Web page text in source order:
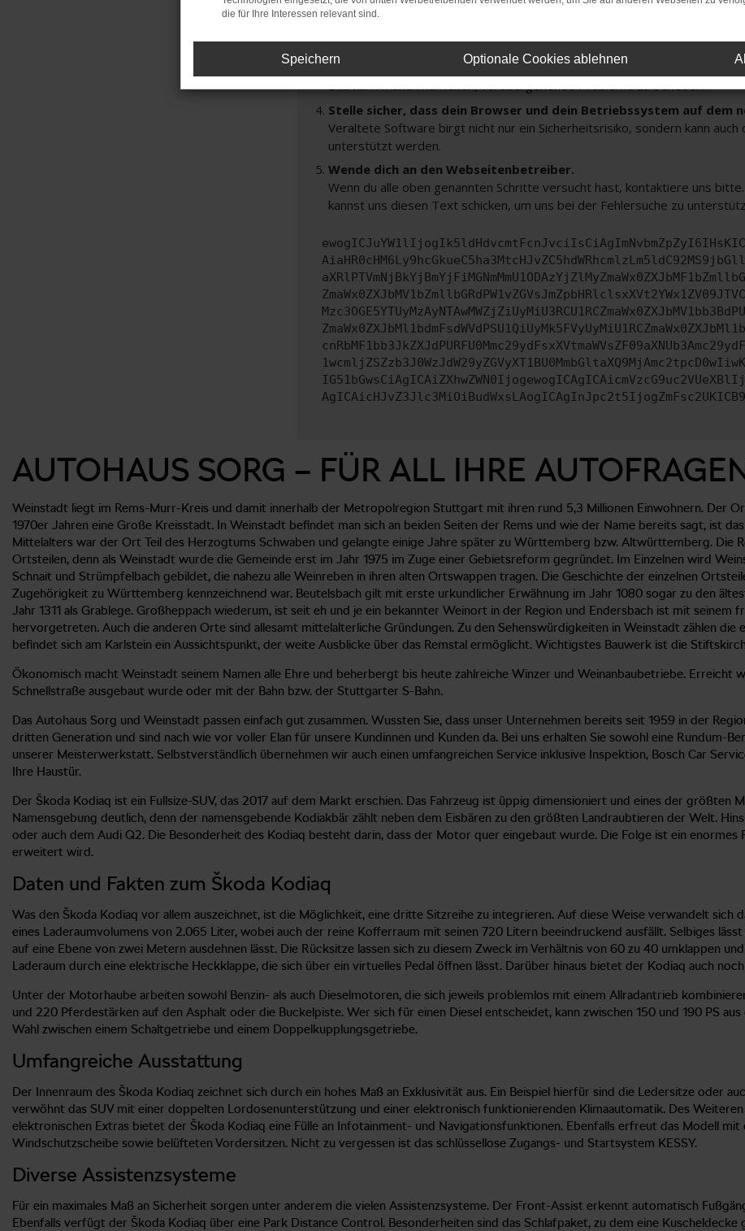
Prüfe deine Browsererweiterungen.
Manche Erweiterungen, wie Werbeblocker, können das Laden
anderen Browser oder in einem privaten Fenster?
Starte dein Gerät neu.
Das kann manchmal helfen, vorübergehende Probleme zu beheben.
Stelle sicher, dass dein Browser und dein Betriebssystem auf dem
Veraltete Software birgt nicht nur ein Sicherheitsrisiko, sondern kann
unterstützt werden.
Wende dich an den Webseitenbetreiber.
Wenn du alle oben genannten Schritte versucht hast, kontaktiere uns
kannst uns diesen Text schicken, um uns bei der Fehlersuche zu
AUTOHAUS SORG – FÜR ALL IHRE
Weinstadt liegt im Rems-Murr-Kreis und damit innerhalb der Metropolregion Stuttgart mit ihren rund 5,3 Millionen Einwohnern. Der
1970er Jahren eine Große Kreisstadt. In Weinstadt befindet man sich an beiden Seiten der Rems und wie der Name bereits sagt, ist
Mittelalters war der Ort Teil des Herzogtums Schwaben und gelangte einige Jahre später zu Württemberg bzw. Altwürttemberg. Die
Ortsteilen, denn als Weinstadt wurde die Gemeinde erst im Jahr 1975 im Zuge einer Gebietsreform gegründet. Im Einzelnen wird
Schnait und Strümpfelbach gebildet, die nahezu alle Weinreben in ihren alten Ortswappen tragen. Die Geschichte der einzelnen
Zugehörigkeit zu Württemberg kennzeichnend war. Beutelsbach gilt mit erste urkundlicher Erwähnung im Jahr 1080 sogar zu den
Jahr 1311 als Grablege. Großheppach wiederum, ist seit eh und je ein bekannter Weinort in der Region und Endersbach ist mit seinem
hervorgetreten. Auch die anderen Orte sind allesamt mittelalterliche Gründungen. Zu den Sehenswürdigkeiten in Weinstadt zählen die
befindet sich am Karlstein ein Aussichtspunkt, der weite Ausblicke über das Remstal ermöglicht. Wichtigstes Bauwerk ist die
Ökonomisch macht Weinstadt seinem Namen alle Ehre und beherbergt bis heute zahlreiche Winzer und Weinanbaubetriebe. Erreicht
Schnellstraße ausgebaut wurde oder mit der Bahn bzw. der Stuttgarter S-Bahn.
Das Autohaus Sorg und Weinstadt passen einfach gut zusammen. Wussten Sie, dass unser Unternehmen bereits seit 1959 in der
dritten Generation und sind nach wie vor voller Elan für unsere Kundinnen und Kunden da. Bei uns erhalten Sie sowohl eine Rundum-
unserer Meisterwerkstatt. Selbstverständlich übernehmen wir auch einen umfangreichen Service inklusive Inspektion, Bosch Car
Ihre Haustür.
Der Škoda Kodiaq ist ein Fullsize-SUV, das 2017 auf dem Markt erschien. Das Fahrzeug ist üppig dimensioniert und eines der größten
Namensgebung deutlich, denn der namensgebende Kodiakbär zählt neben dem Eisbären zu den größten Landraubtieren der Welt.
oder auch dem Audi Q2. Die Besonderheit des Kodiaq besteht darin, dass der Motor quer eingebaut wurde. Die Folge ist ein enormes
erweitert wird.
Daten und Fakten zum Škoda Kodiaq
Was den Škoda Kodiaq vor allem auszeichnet, ist die Möglichkeit, eine dritte Sitzreihe zu integrieren. Auf diese Weise verwandelt sich
eines Laderaumvolumens von 2.065 Liter, wobei auch der reine Kofferraum mit seinen 720 Litern beeindruckend ausfällt. Selbiges
auf eine Ebene von zwei Metern ausdehnen lässt. Die Rücksitze lassen sich zu diesem Zweck im Verhältnis von 60 zu 40 umklappen
Laderaum durch eine elektrische Heckklappe, die sich über ein virtuelles Pedal öffnen lässt. Darüber hinaus bietet der Kodiaq auch
Unter der Motorhaube arbeiten sowohl Benzin- als auch Dieselmotoren, die sich jeweils problemlos mit einem Allradantrieb
und 220 Pferdestärken auf den Asphalt oder die Buckelpiste. Wer sich für einen Diesel entscheidet, kann zwischen 150 und 190 PS
Wahl zwischen einem Schaltgetriebe und einem Doppelkupplungsgetriebe.
Umfangreiche Ausstattung
Der Innenraum des Škoda Kodiaq zeichnet sich durch ein hohes Maß an Exklusivität aus. Ein Beispiel hierfür sind die Ledersitze oder
verwöhnt das SUV mit einer doppelten Lordosenunterstützung und einer elektronisch funktionierenden Klimaautomatik. Des
elektronischen Extras bietet der Škoda Kodiaq eine Fülle an Infotainment- und Navigationsfunktionen. Ebenfalls erfreut das Modell mit
Windschutzscheibe sowie belüfteten Vordersitzen. Nicht zu vergessen ist das schlüssellose Zugangs- und Startsystem KESSY.
Diverse Assistenzsysteme
Für ein maximales Maß an Sicherheit sorgen unter anderem die vielen Assistenzsysteme. Der Front-Assist erkennt automatisch
Ebenfalls verfügt der Škoda Kodiaq über eine Park Distance Control. Besonderheiten sind das Schlafpaket, zu dem eine
die für Ihre Interessen relevant sind.
Speichern Optionale Cookies ablehnen